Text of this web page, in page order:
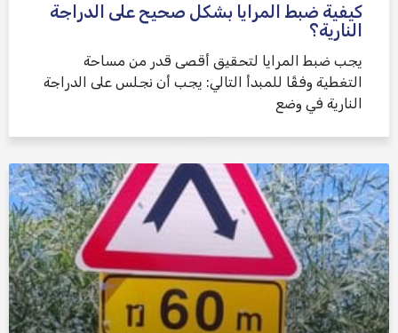
كيفية ضبط المرايا بشكل صحيح على الدراجة
النارية؟
يجب ضبط المرايا لتحقيق أقصى قدر من مساحة
التغطية وفقًا للمبدأ التالي: يجب أن نجلس على الدراجة
النارية في وضع